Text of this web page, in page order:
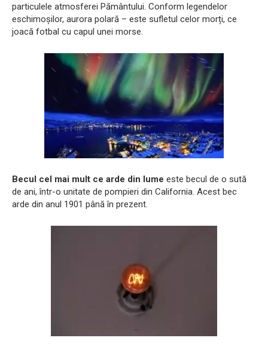
particulele atmosferei Pământului. Conform legendelor
eschimoșilor, aurora polară – este sufletul celor morți, ce
joacă fotbal cu capul unei morse.
Becul cel mai mult ce arde din lume este becul de o sută
de ani, într-o unitate de pompieri din California. Acest bec
arde din anul 1901 până în prezent.